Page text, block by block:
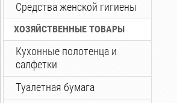
Средства женской гигиены
ХОЗЯЙСТВЕННЫЕ ТОВАРЫ
Кухонные полотенца и
салфетки
Туалетная бумага